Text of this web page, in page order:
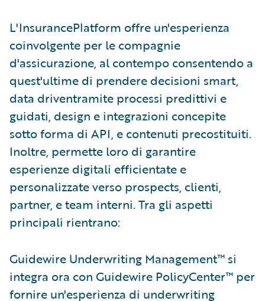
L'InsurancePlatform offre un'esperienza
coinvolgente per le compagnie
d'assicurazione, al contempo consentendo a
quest'ultime di prendere decisioni smart,
data driventramite processi predittivi e
guidati, design e integrazioni concepite
sotto forma di API, e contenuti precostituiti.
Inoltre, permette loro di garantire
esperienze digitali efficientate e
personalizzate verso prospects, clienti,
partner, e team interni. Tra gli aspetti
principali rientrano:
Guidewire Underwriting Management™ si
integra ora con Guidewire PolicyCenter™ per
fornire un'esperienza di underwriting